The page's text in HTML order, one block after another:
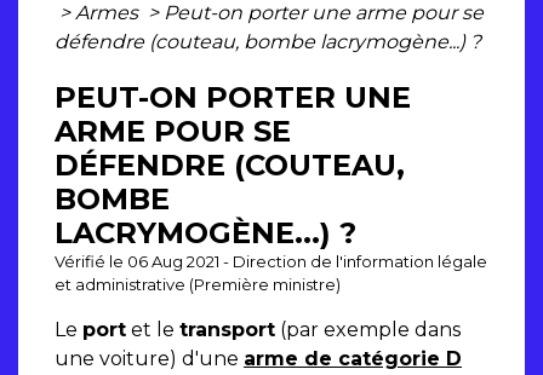
> Armes > Peut-on porter une arme pour se
défendre (couteau, bombe lacrymogène...) ?
PEUT-ON PORTER UNE
ARME POUR SE
DÉFENDRE (COUTEAU,
BOMBE
LACRYMOGÈNE...) ?
Vérifié le 06 Aug 2021 - Direction de l'information légale
et administrative (Première ministre)
Le port et le transport (par exemple dans
une voiture) d'une arme de catégorie D